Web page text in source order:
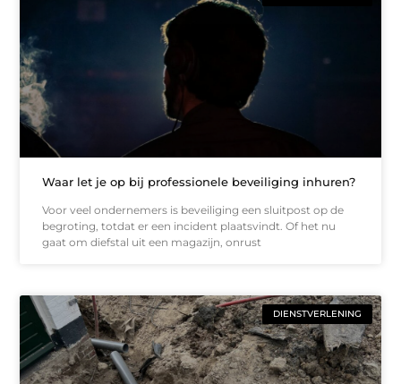
Waar let je op bij professionele beveiliging inhuren?
Voor veel ondernemers is beveiliging een sluitpost op de
begroting, totdat er een incident plaatsvindt. Of het nu
gaat om diefstal uit een magazijn, onrust
DIENSTVERLENING